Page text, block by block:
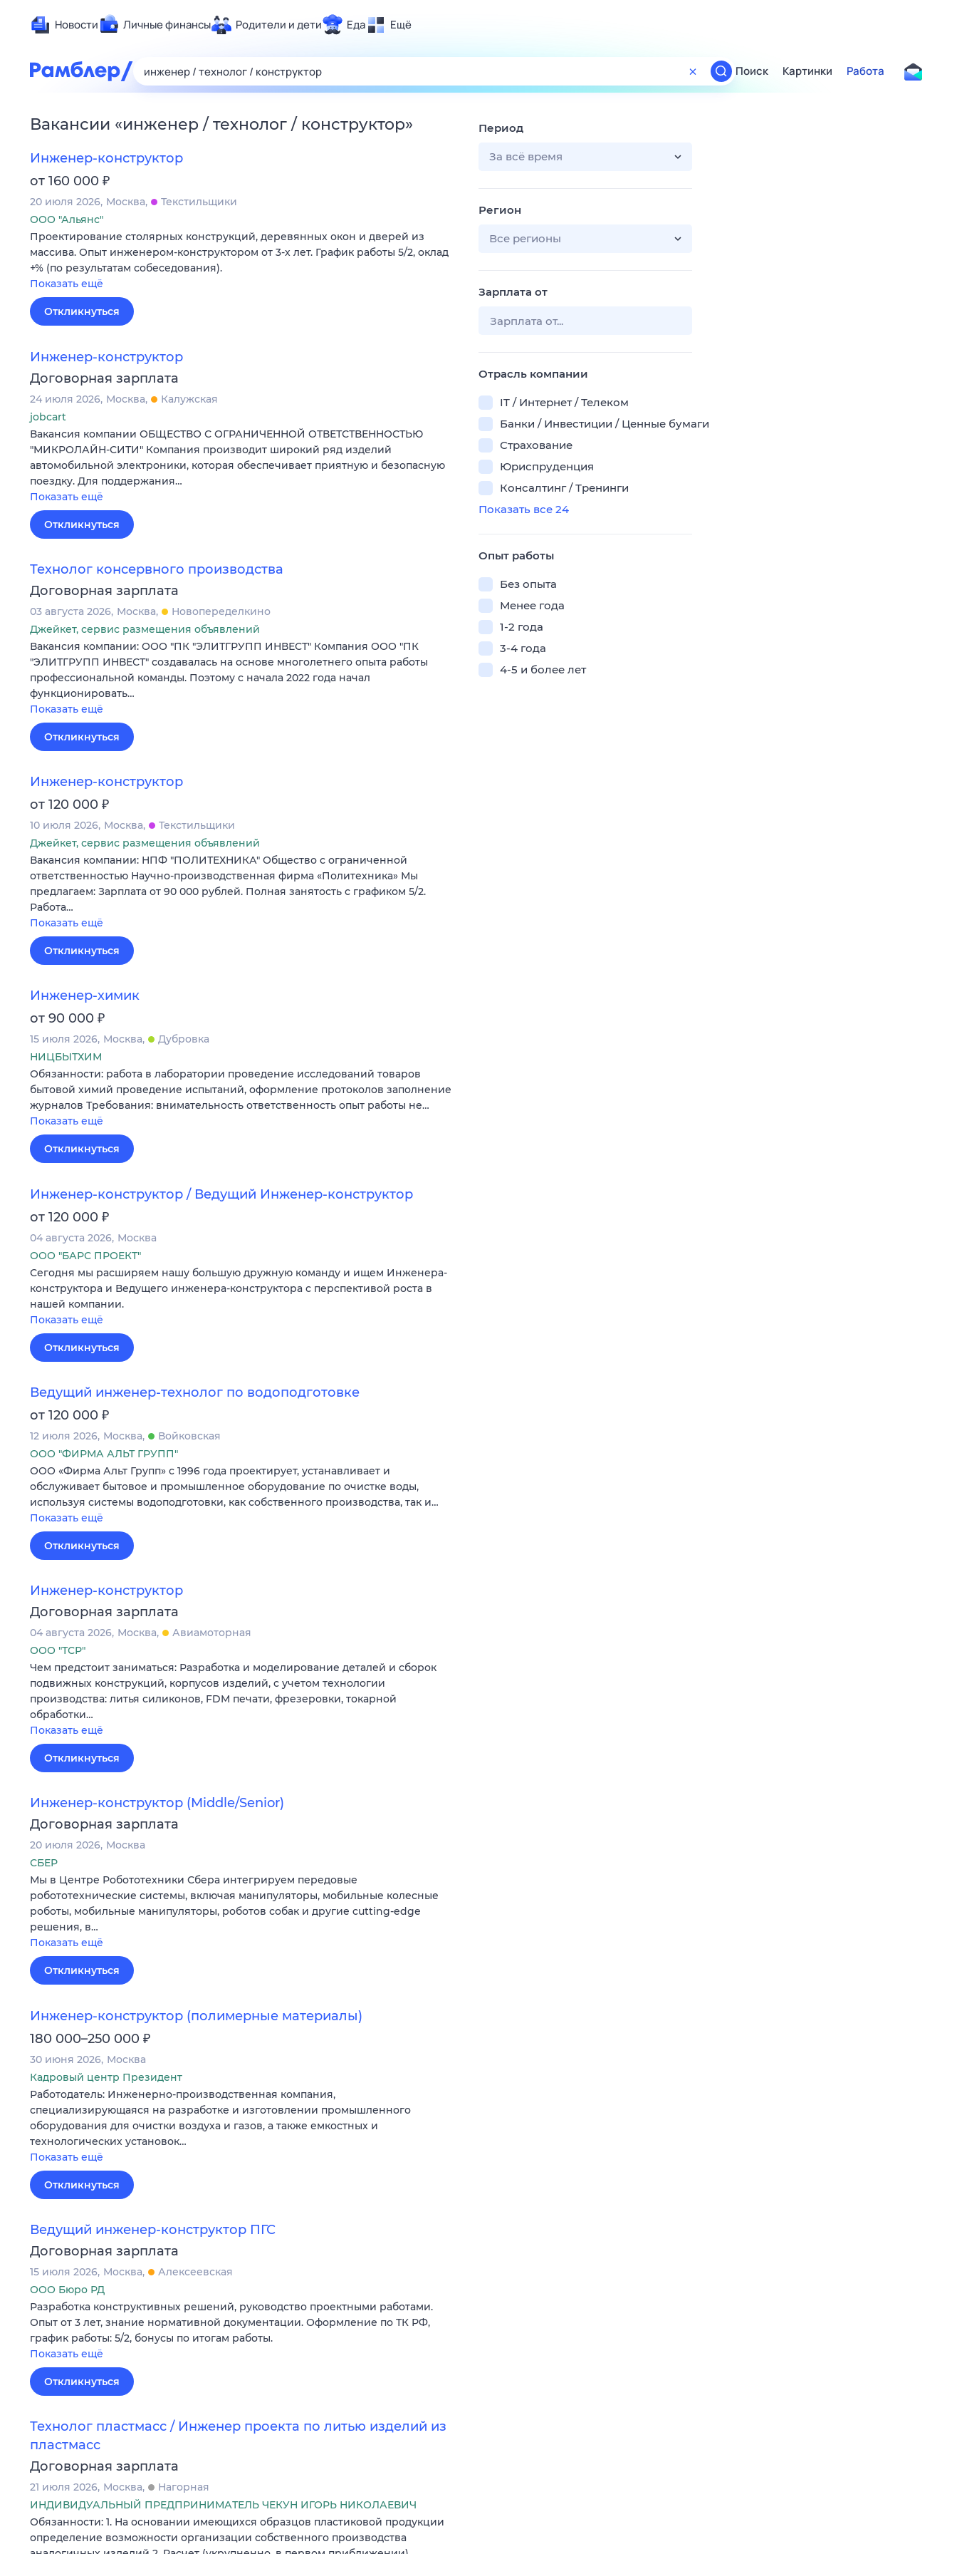
Новости Личные финансы Родители и дети Еда Ещё
Здоровье
Развлечения и отдых
Спорт
Сберегаем вместе
Гороскопы
Поиск
ТВ-программа
Поиск Картинки Работа
Вакансии «инженер / технолог / конструктор»
Инженер-конструктор
от 160 000 ₽
20 июля 2026 Москва
Текстильщики
ООО "Альянс"
Проектирование столярных конструкций, деревянных окон и дверей из
массива. Опыт инженером-конструктором от 3-х лет. График работы 5/2, оклад
+% (по результатам собеседования).
Показать ещё
Откликнуться
Инженер-конструктор
Договорная зарплата
24 июля 2026 Москва
Калужская
jobcart
Вакансия компании ОБЩЕСТВО С ОГРАНИЧЕННОЙ ОТВЕТСТВЕННОСТЬЮ
"МИКРОЛАЙН-СИТИ" Компания производит широкий ряд изделий
автомобильной электроники, которая обеспечивает приятную и безопасную
поездку. Для поддержания…
Показать ещё
Откликнуться
Технолог консервного производства
Договорная зарплата
03 августа 2026 Москва
Новопеределкино
Джейкет, сервис размещения объявлений
Вакансия компании: ООО "ПК "ЭЛИТГРУПП ИНВЕСТ" Компания ООО "ПК
"ЭЛИТГРУПП ИНВЕСТ" создавалась на основе многолетнего опыта работы
профессиональной команды. Поэтому с начала 2022 года начал
функционировать…
Показать ещё
Откликнуться
Инженер-конструктор
от 120 000 ₽
10 июля 2026 Москва
Текстильщики
Джейкет, сервис размещения объявлений
Вакансия компании: НПФ "ПОЛИТЕХНИКА" Общество с ограниченной
ответственностью Научно-производственная фирма «Политехника» Мы
предлагаем: Зарплата от 90 000 рублей. Полная занятость с графиком 5/2.
Работа…
Показать ещё
Откликнуться
Инженер-химик
от 90 000 ₽
15 июля 2026 Москва
Дубровка
НИЦБЫТХИМ
Обязанности: работа в лаборатории проведение исследований товаров
бытовой химий проведение испытаний, оформление протоколов заполнение
журналов Требования: внимательность ответственность опыт работы не…
Показать ещё
Откликнуться
Инженер-конструктор / Ведущий Инженер-конструктор
от 120 000 ₽
04 августа 2026 Москва
ООО "БАРС ПРОЕКТ"
Сегодня мы расширяем нашу большую дружную команду и ищем Инженера-
конструктора и Ведущего инженера-конструктора с перспективой роста в
нашей компании.
Показать ещё
Откликнуться
Ведущий инженер-технолог по водоподготовке
от 120 000 ₽
12 июля 2026 Москва
Войковская
ООО "ФИРМА АЛЬТ ГРУПП"
ООО «Фирма Альт Групп» с 1996 года проектирует, устанавливает и
обслуживает бытовое и промышленное оборудование по очистке воды,
используя системы водоподготовки, как собственного производства, так и…
Показать ещё
Откликнуться
Инженер-конструктор
Договорная зарплата
04 августа 2026 Москва
Авиамоторная
ООО "ТСР"
Чем предстоит заниматься: Разработка и моделирование деталей и сборок
подвижных конструкций, корпусов изделий, с учетом технологии
производства: литья силиконов, FDM печати, фрезеровки, токарной
обработки…
Показать ещё
Откликнуться
Инженер-конструктор (Middle/Senior)
Договорная зарплата
20 июля 2026 Москва
СБЕР
Мы в Центре Робототехники Сбера интегрируем передовые
робототехнические системы, включая манипуляторы, мобильные колесные
роботы, мобильные манипуляторы, роботов собак и другие cutting-edge
решения, в…
Показать ещё
Откликнуться
Инженер-конструктор (полимерные материалы)
180 000–250 000 ₽
30 июня 2026 Москва
Кадровый центр Президент
Работодатель: Инженерно-производственная компания,
специализирующаяся на разработке и изготовлении промышленного
оборудования для очистки воздуха и газов, а также емкостных и
технологических установок…
Показать ещё
Откликнуться
Ведущий инженер-конструктор ПГС
Договорная зарплата
15 июля 2026 Москва
Алексеевская
ООО Бюро РД
Разработка конструктивных решений, руководство проектными работами.
Опыт от 3 лет, знание нормативной документации. Оформление по ТК РФ,
график работы: 5/2, бонусы по итогам работы.
Показать ещё
Откликнуться
Технолог пластмасс / Инженер проекта по литью изделий из
пластмасс
Договорная зарплата
21 июля 2026 Москва
Нагорная
ИНДИВИДУАЛЬНЫЙ ПРЕДПРИНИМАТЕЛЬ ЧЕКУН ИГОРЬ НИКОЛАЕВИЧ
Обязанности: 1. На основании имеющихся образцов пластиковой продукции
определение возможности организации собственного производства
Период
За всё время
Регион
Все регионы
Зарплата от
Отрасль компании
IT / Интернет / Телеком
Банки / Инвестиции / Ценные бумаги
Страхование
Юриспруденция
Консалтинг / Тренинги
Показать все 24
Опыт работы
Без опыта
Менее года
1-2 года
3-4 года
4-5 и более лет